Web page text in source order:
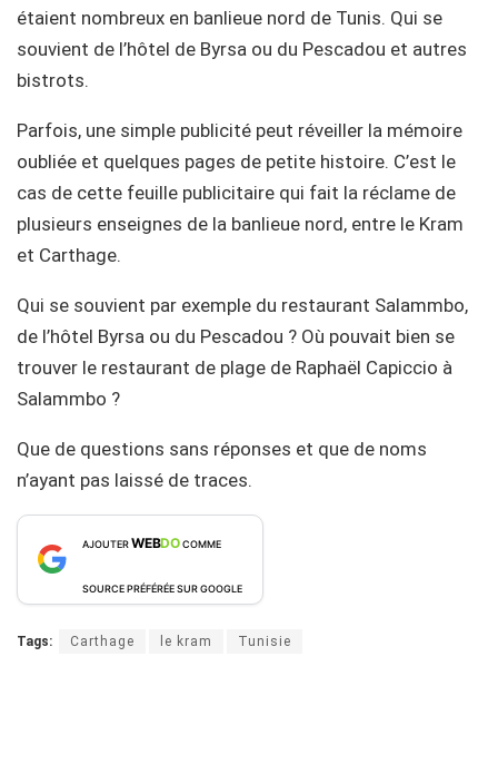
étaient nombreux en banlieue nord de Tunis. Qui se
souvient de l’hôtel de Byrsa ou du Pescadou et autres
bistrots.
Parfois, une simple publicité peut réveiller la mémoire
oubliée et quelques pages de petite histoire. C’est le
cas de cette feuille publicitaire qui fait la réclame de
plusieurs enseignes de la banlieue nord, entre le Kram
et Carthage.
Qui se souvient par exemple du restaurant Salammbo,
de l’hôtel Byrsa ou du Pescadou ? Où pouvait bien se
trouver le restaurant de plage de Raphaël Capiccio à
Salammbo ?
Que de questions sans réponses et que de noms
n’ayant pas laissé de traces.
AJOUTERWEBDOCOMME
SOURCE PRÉFÉRÉE SUR GOOGLE
Tags: Carthage le kram Tunisie